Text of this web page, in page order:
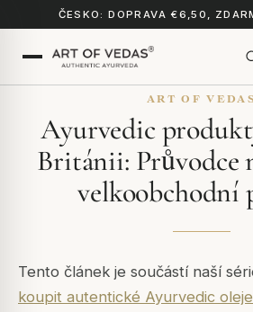
ČESKO: DOPRAVA €6,50,
ART OF VEDAS
Ayurvedic
Británii: Průvodce
velkoobchodní
Tento článek je součástí naší
koupit autentické Ayurvedic